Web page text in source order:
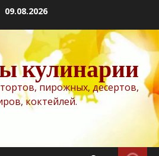
09.08.2026
кулинарии
пирожных, десертов,
коктейлей.